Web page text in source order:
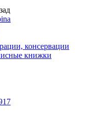
консервации
книжки